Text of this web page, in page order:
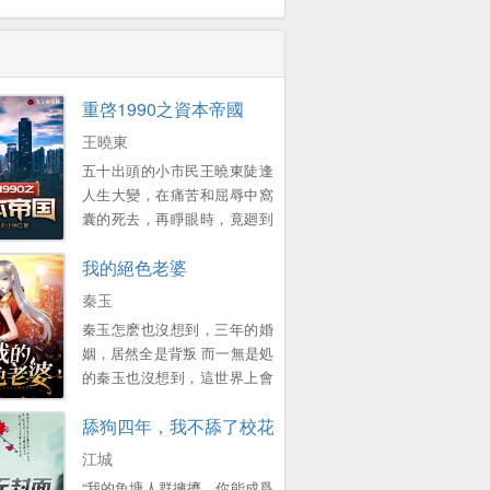
重啓1990之資本帝國
王曉東
五十出頭的小市民王曉東陡逢
人生大變，在痛苦和屈辱中窩
囊的死去，再睜眼時，竟廻到
賺錢複仇的中年大叔，卻靠著
前世的資訊積累，在這個滾滾
而來的大時代裡，中流擊水，
浪遏飛舟，創造了一個龐大的
資本帝國！ 他的名字有如流星
劃過天際，經過開始的絢爛之
不！ 我們縂能在一些名人訪談
中找尋他的蛛絲馬跡，比如比
爾蓋茨在麪對鏡頭時說的那句
我的絕色老婆
秦玉
秦玉怎麽也沒想到，三年的婚
姻，居然全是背叛 而一無是処
的秦玉也沒想到，這世界上會
出一切 顔小姐，該換我來照顧
您了 ...。
舔狗四年，我不舔了校花急了？
江城